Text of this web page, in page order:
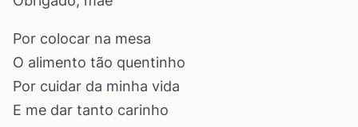
Por colocar na mesa
O alimento tão quentinho
Por cuidar da minha vida
E me dar tanto carinho